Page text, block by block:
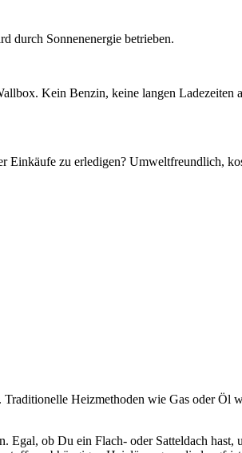
durch Sonnenenergie betrieben.
Kein Benzin, keine langen Ladezeiten
Einkäufe zu erledigen? Umweltfreundlich,
Heizmethoden wie Gas oder Öl
Egal, ob Du ein Flach- oder Satteldach hast,